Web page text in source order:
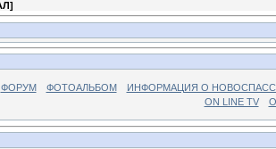
]
ФОРУМ ФОТОАЛЬБОМ
ИНФОРМАЦИЯ О
ON LINE TV